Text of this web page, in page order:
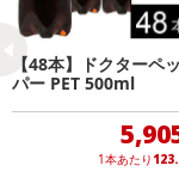
さい。
発送日カレンダー
【48本】ドクターペッ
パー PET 500ml
1本あたり